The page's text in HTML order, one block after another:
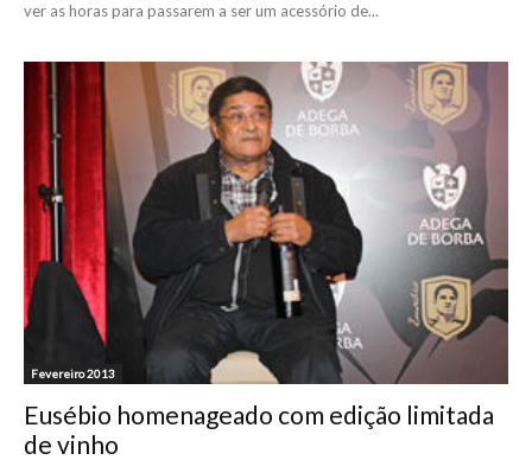
ver as horas para passarem a ser um acessório de...
Fevereiro 2013
Eusébio homenageado com edição limitada
de vinho